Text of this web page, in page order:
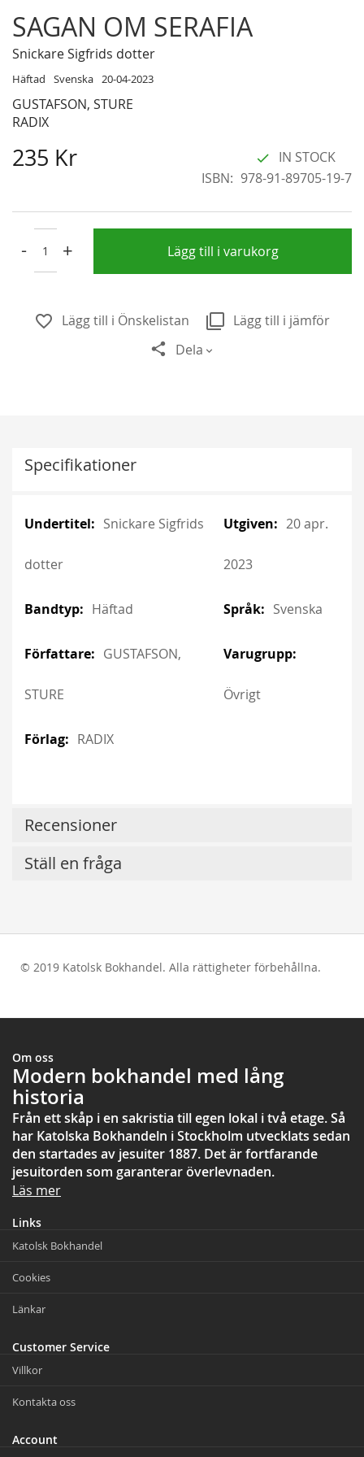
SAGAN OM SERAFIA
Snickare Sigfrids dotter
Häftad Svenska 20-04-2023
GUSTAFSON, STURE
RADIX
235 Kr
IN STOCK
ISBN
978-91-89705-19-7
- + Lägg till i varukorg
Lägg till i Önskelistan
Lägg till i jämför
Dela
Skip
to
the
of
the
images
Specifikationer
Information Snickare Sigfrids
dotter
Häftad
GUSTAFSON,
STURE
RADIX
Information20 apr.
2023
Svenska
Övrigt
Recensioner
Ställ en fråga
© 2019 Katolsk Bokhandel. Alla rättigheter förbehållna.
Om oss
Modern bokhandel med lång
historia
Från ett skåp i en sakristia till egen lokal i två etage. Så
har Katolska Bokhandeln i Stockholm utvecklats sedan
den startades av jesuiter 1887. Det är fortfarande
jesuitorden som garanterar överlevnaden.
Läs mer
Links
Katolsk Bokhandel
Cookies
Länkar
Customer Service
Villkor
Kontakta oss
Account